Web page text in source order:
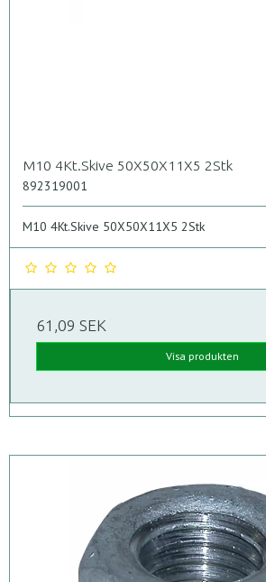
M10 4Kt.Skive 50X50X11X5 2Stk
892319001
M10 4Kt.Skive 50X50X11X5 2Stk
61,09 SEK
Visa produkten